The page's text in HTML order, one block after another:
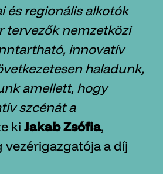
és regionális alkotók
tervezők nemzetközi
innovatív
haladunk,
amellett, hogy
szcénát a
ki Jakab Zsófia,
a díj